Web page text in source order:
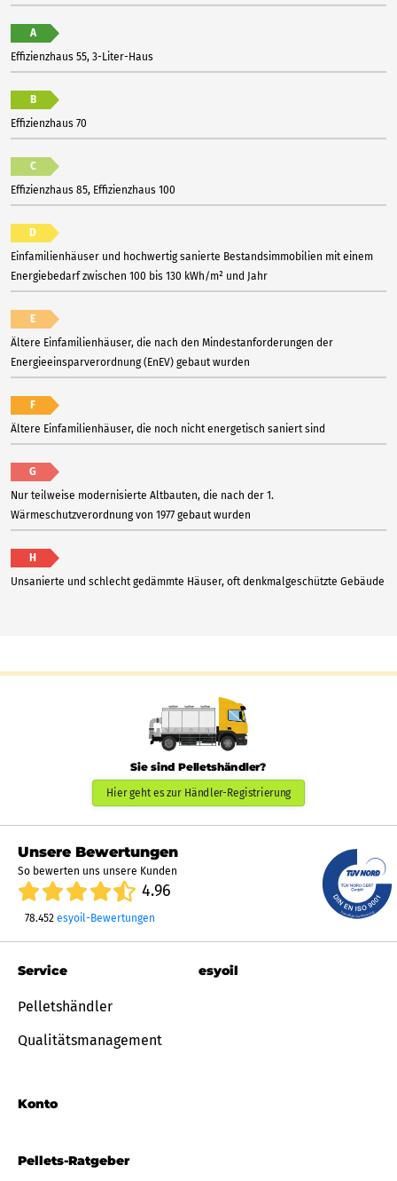
A
Effizienzhaus 55, 3-Liter-Haus
B
Effizienzhaus 70
C
Effizienzhaus 85, Effizienzhaus 100
D
Einfamilienhäuser und hochwertig sanierte Bestandsimmobilien mit einem
Energiebedarf zwischen 100 bis 130 kWh/m² und Jahr
E
Ältere Einfamilienhäuser, die nach den Mindestanforderungen der
Energieeinsparverordnung (EnEV) gebaut wurden
F
Ältere Einfamilienhäuser, die noch nicht energetisch saniert sind
G
Nur teilweise modernisierte Altbauten, die nach der 1.
Wärmeschutzverordnung von 1977 gebaut wurden
H
Unsanierte und schlecht gedämmte Häuser, oft denkmalgeschützte Gebäude
Sie sind Pelletshändler?
Hier geht es zur Händler-Registrierung
Unsere Bewertungen
So bewerten uns unsere Kunden
4.96
78.452 esyoil-Bewertungen
Pellets-Ratgeber
Service
Pelletshändler
Qualitätsmanagement
Konto
esyoil